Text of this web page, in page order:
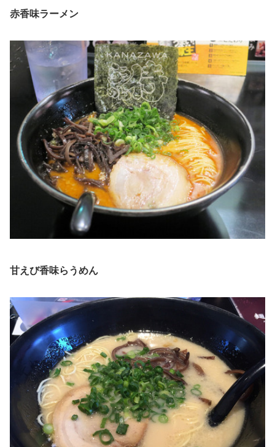
赤香味ラーメン
甘えび香味らうめん